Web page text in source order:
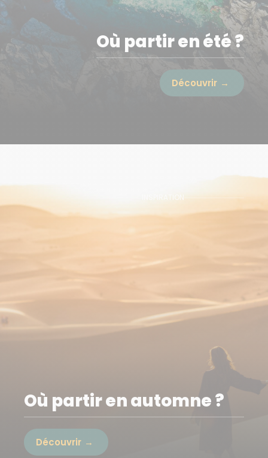
Où partir en été ?
Découvrir
INSPIRATION
Où partir en automne ?
Découvrir